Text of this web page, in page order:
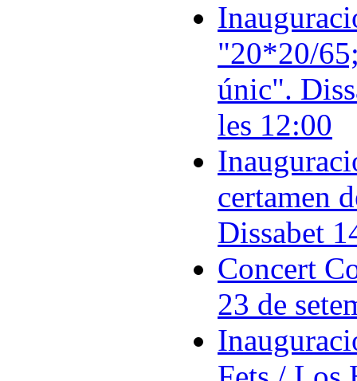
"20*20/
únic".
les 12:00
certamen
Dissabet
Concert
23 de